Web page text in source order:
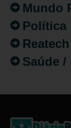
Mundo
Política
Reatech
Saúde /